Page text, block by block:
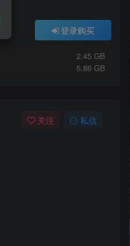
登录购买
2.45 GB
5.86 GB
关注 私信